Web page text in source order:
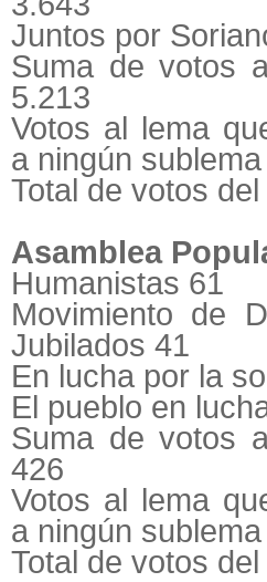
Juntos por
Suma de votos
5.213
Votos al lema
a ningún
Total de votos
Asamblea
Humanistas 61
Movimiento de
Jubilados 41
En lucha por la
El pueblo en
Suma de votos
426
Votos al lema
a ningún
Total de votos